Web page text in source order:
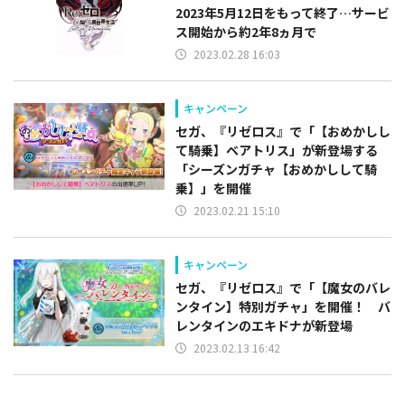
2023年5月12日をもって終了…サービ
ス開始から約2年8ヵ月で
2023.02.28 16:03
キャンペーン
セガ、『リゼロス』で「【おめかしし
て騎乗】ベアトリス」が新登場する
「シーズンガチャ【おめかしして騎
乗】」を開催
2023.02.21 15:10
キャンペーン
セガ、『リゼロス』で「【魔女のバレ
ンタイン】特別ガチャ」を開催！ バ
レンタインのエキドナが新登場
2023.02.13 16:42